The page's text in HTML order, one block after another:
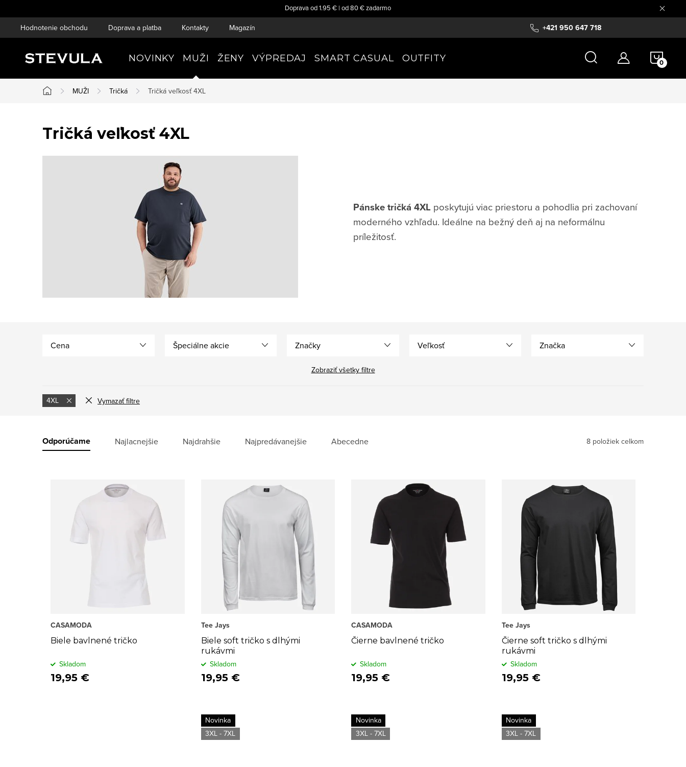
na
Doprava od 1.95 € | od 80 € zadarmo
+421 950 647 718
Hodnotenie obchodu Doprava a platba Kontakty Magazín
NOVINKY MUŽI ŽENY VÝPREDAJ SMART CASUAL OUTFITY
Domov
MUŽI Tričká Tričká veľkosť 4XL
Tričká veľkosť 4XL
Pánske tričká 4XL poskytujú viac priestoru a pohodlia pri zachovaní
moderného vzhľadu. Ideálne na bežný deň aj na neformálnu
príležitosť.
Cena Špeciálne akcie Značky Veľkosť Značka
Zobraziť všetky filtre
4XL Vymazať filtre
ý
k
o
R
o
d
u
Odporúčame Najlacnejšie Najdrahšie Najpredávanejšie Abecedne 8 položiek celkom
Biele bavlnené tričko
CASAMODA
19,95 €
Skladom
Biele soft tričko s dlhými
rukávmi
Tee Jays
19,95 €
Skladom
Čierne bavlnené tričko
CASAMODA
19,95 €
Skladom
Čierne soft tričko s dlhými
rukávmi
Tee Jays
19,95 €
Skladom
Novinka
3XL - 7XL
Novinka
3XL - 7XL
Novinka
3XL - 7XL